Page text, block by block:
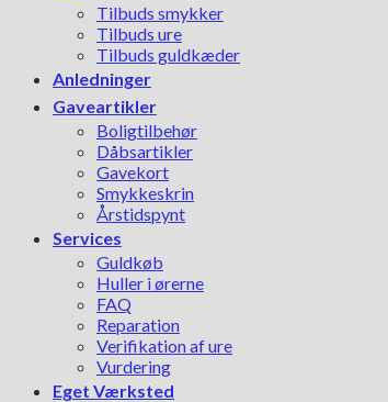
Tilbuds smykker
Tilbuds ure
Tilbuds guldkæder
Anledninger
Gaveartikler
Boligtilbehør
Dåbsartikler
Gavekort
Smykkeskrin
Årstidspynt
Services
Guldkøb
Huller i ørerne
FAQ
Reparation
Verifikation af ure
Vurdering
Eget Værksted